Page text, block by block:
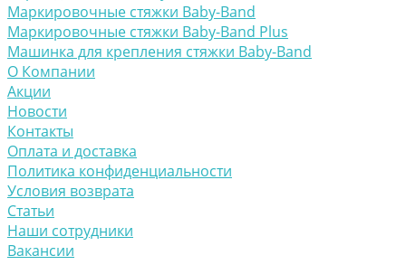
Маркировочные стяжки Baby-Band
Маркировочные стяжки Baby-Band Plus
Машинка для крепления стяжки Baby-Band
О Компании
Акции
Новости
Контакты
Оплата и доставка
Политика конфиденциальности
Условия возврата
Статьи
Наши сотрудники
Вакансии